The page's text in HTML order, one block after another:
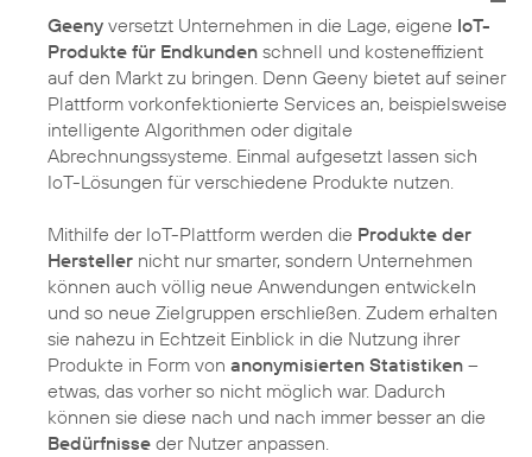
Geeny versetzt Unternehmen in die Lage, eigene IoT-
Produkte für Endkunden schnell und kosteneffizient
auf den Markt zu bringen. Denn Geeny bietet auf seiner
Plattform vorkonfektionierte Services an, beispielsweise
intelligente Algorithmen oder digitale
Abrechnungssysteme. Einmal aufgesetzt lassen sich
IoT-Lösungen für verschiedene Produkte nutzen.
Mithilfe der IoT-Plattform werden die Produkte der
Hersteller nicht nur smarter, sondern Unternehmen
können auch völlig neue Anwendungen entwickeln
und so neue Zielgruppen erschließen. Zudem erhalten
sie nahezu in Echtzeit Einblick in die Nutzung ihrer
Produkte in Form von anonymisierten Statistiken –
etwas, das vorher so nicht möglich war. Dadurch
können sie diese nach und nach immer besser an die
Bedürfnisse der Nutzer anpassen.